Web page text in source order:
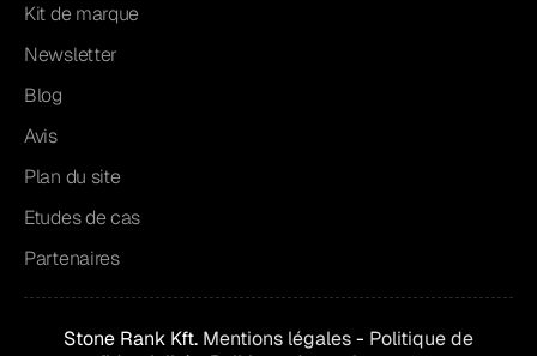
Kit de marque
Newsletter
Blog
Avis
Plan du site
Etudes de cas
Partenaires
Stone Rank Kft. Mentions légales- Politique de